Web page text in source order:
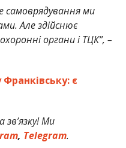
самоврядування ми
Але здійснює
органи і ТЦК”, –
є
Ми
, Telegram.